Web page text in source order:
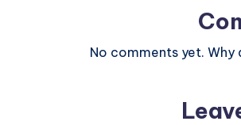
No comments yet. Why